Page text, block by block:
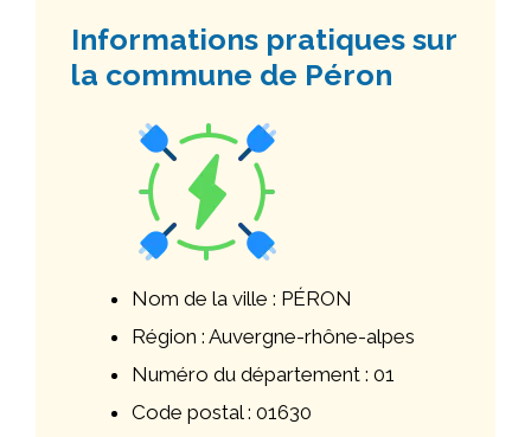
Informations pratiques sur
la commune de Péron
Nom de la ville : PÉRON
Région : Auvergne-rhône-alpes
Numéro du département : 01
Code postal : 01630